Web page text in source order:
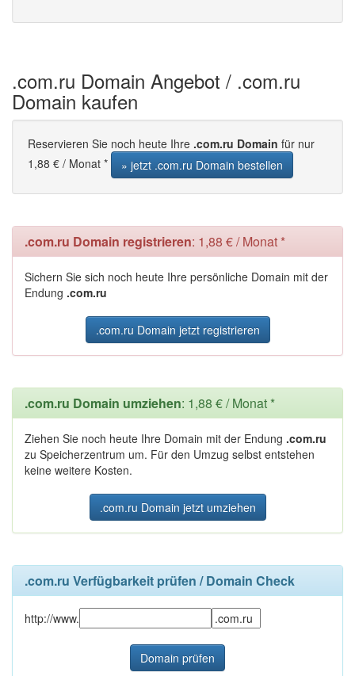
.com.ru Domain Angebot / .com.ru
Domain kaufen
Reservieren Sie noch heute Ihre .com.ru Domain für nur
1,88 € / Monat *
» jetzt .com.ru Domain bestellen
.com.ru Domain registrieren: 1,88 € / Monat *
Sichern Sie sich noch heute Ihre persönliche Domain mit der
Endung .com.ru
.com.ru Domain jetzt registrieren
.com.ru Domain umziehen: 1,88 € / Monat *
Ziehen Sie noch heute Ihre Domain mit der Endung .com.ru
zu Speicherzentrum um. Für den Umzug selbst entstehen
keine weitere Kosten.
.com.ru Domain jetzt umziehen
.com.ru Verfügbarkeit prüfen / Domain Check
http://www.